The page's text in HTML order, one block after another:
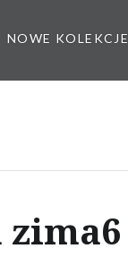
NOWE KOLEKCJE